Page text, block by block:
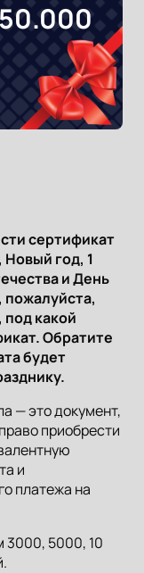
сертификат
год, 1
и День
пожалуйста,
под какой
Обратите
будет
— это документ,
приобрести
и
платежа на
5000, 10